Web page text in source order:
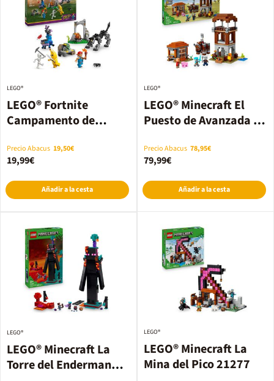
LEGO® Fortnite
Campamento de
LEGO®
Precio Abacus 19,50€
19,99€
Añadir a la cesta
LEGO® Minecraft El
Puesto de Avanzada de
Devastador 21278
LEGO®
Precio Abacus 78,95€
79,99€
Añadir a la cesta
LEGO® Minecraft La
Torre del Enderman
LEGO®
LEGO® Minecraft La
Mina del Pico 21277
LEGO®